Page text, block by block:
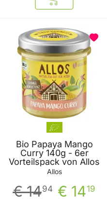
In den Warenkorb
Bio Papaya Mango
Curry 140g - 6er
Vorteilspack von Allos
Allos
€ 1419
€ 1494